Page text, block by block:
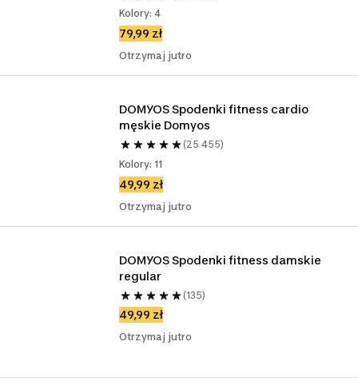
Kolory: 4
79,99 zł
Otrzymaj jutro
DOMYOS Spodenki fitness cardio
męskie Domyos
(25 455)
Kolory: 11
49,99 zł
Otrzymaj jutro
DOMYOS Spodenki fitness damskie
regular
(135)
49,99 zł
Otrzymaj jutro